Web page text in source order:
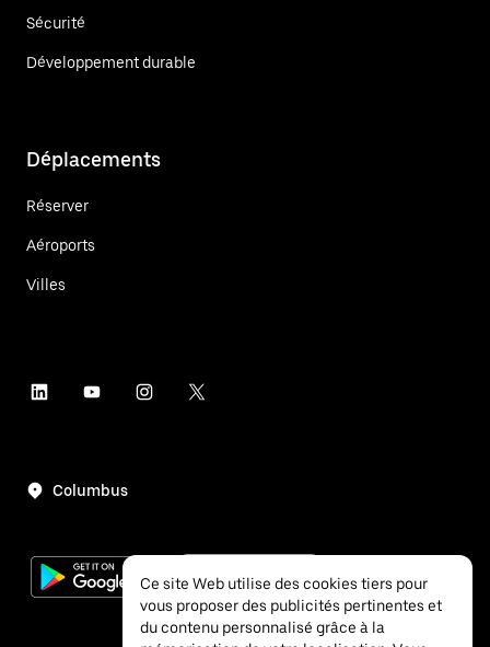
Sécurité
Développement durable
Déplacements
Réserver
Aéroports
Villes
Columbus
Ce site Web utilise des cookies tiers pour
vous proposer des publicités pertinentes et
du contenu personnalisé grâce à la